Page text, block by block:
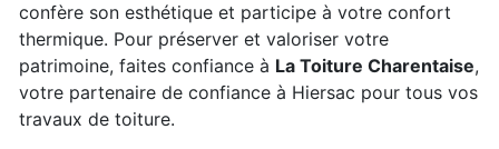
confère son esthétique et participe à votre confort
thermique. Pour préserver et valoriser votre
patrimoine, faites confiance à La Toiture Charentaise,
votre partenaire de confiance à Hiersac pour tous vos
travaux de toiture.